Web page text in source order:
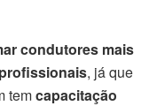
condutores mais
, já que
temcapacitação